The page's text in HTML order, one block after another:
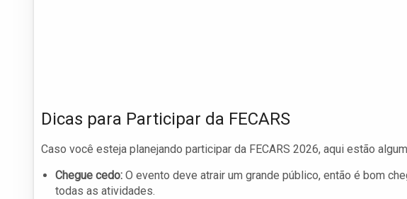
Dicas para Participar da FECARS
Caso você esteja planejando participar da FECARS 2026, aqui estão
Chegue cedo: O evento deve atrair um grande público, então é bom
todas as atividades.